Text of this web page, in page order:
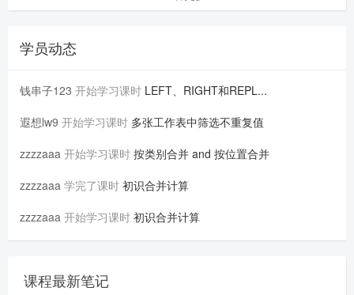
学员动态
钱串子123 开始学习课时 LEFT、RIGHT和REPL...
遐想lw9 开始学习课时 多张工作表中筛选不重复值
zzzzaaa 开始学习课时 按类别合并 and 按位置合并
zzzzaaa 学完了课时 初识合并计算
zzzzaaa 开始学习课时 初识合并计算
课程最新笔记